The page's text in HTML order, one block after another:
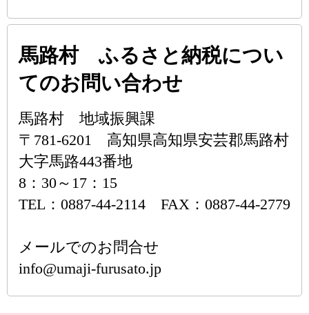
馬路村 ふるさと納税につい
てのお問い合わせ
馬路村 地域振興課
〒781-6201 高知県高知県安芸郡馬路村
大字馬路443番地
8：30～17：15
TEL：0887-44-2114 FAX：0887-44-2779
メールでのお問合せ
info@umaji-furusato.jp